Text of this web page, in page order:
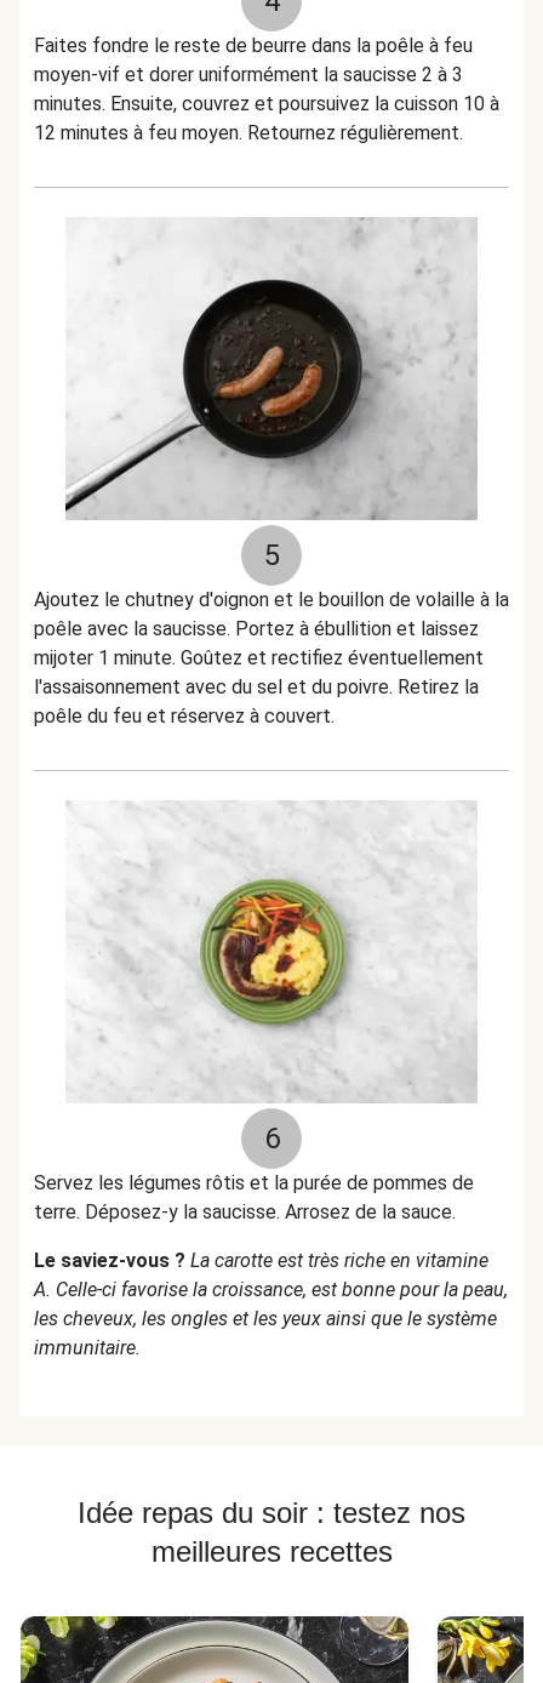
Faites fondre le reste de beurre dans la poêle à feu
moyen-vif et dorer uniformément la saucisse 2 à 3
minutes. Ensuite, couvrez et poursuivez la cuisson 10 à
12 minutes à feu moyen. Retournez régulièrement.
5
Ajoutez le chutney d'oignon et le bouillon de volaille à la
poêle avec la saucisse. Portez à ébullition et laissez
mijoter 1 minute. Goûtez et rectifiez éventuellement
l'assaisonnement avec du sel et du poivre. Retirez la
poêle du feu et réservez à couvert.
6
Servez les légumes rôtis et la purée de pommes de
terre. Déposez-y la saucisse. Arrosez de la sauce.
Le saviez-vous ? La carotte est très riche en vitamine
A. Celle-ci favorise la croissance, est bonne pour la peau,
les cheveux, les ongles et les yeux ainsi que le système
immunitaire.
Idée repas du soir : testez nos
meilleures recettes